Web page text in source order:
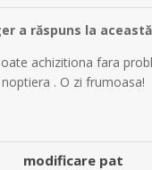
a răspuns la
achizitiona fara
noptiera . O zi frumoasa!
modificare pat